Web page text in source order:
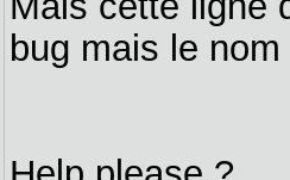
bug mais le